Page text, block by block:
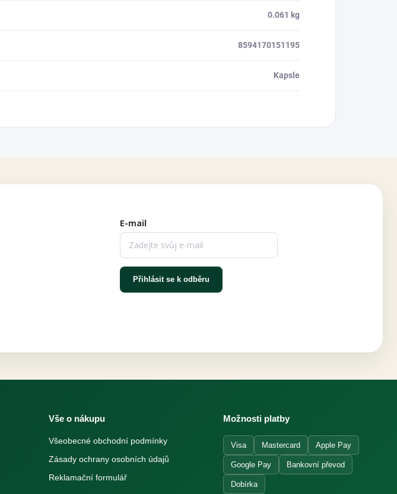
0.061 kg
8594170151195
Kapsle
E-mail
Přihlásit se k odběru
Vše o nákupu
Všeobecné obchodní podmínky
Zásady ochrany osobních údajů
Reklamační formulář
Možnosti platby
Visa Mastercard Apple Pay
Google Pay Bankovní převod
Dobírka